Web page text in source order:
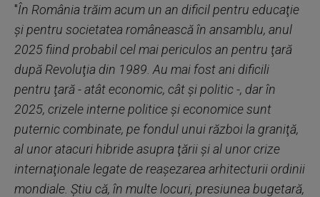
"În România trăim acum un an dificil pentru educaţie
şi pentru societatea românească în ansamblu, anul
2025 fiind probabil cel maipericulos an pentru ţară
după Revoluţia din 1989. Au mai fost ani dificili
pentru ţară - atât economic, cât şi politic -, dar în
2025, crizele interne politice şi economice sunt
puternic combinate, pe fondul unui război la graniţă,
al unor atacuri hibride asupra ţării şi al unor crize
internaţionale legate de reaşezarea arhitecturii ordinii
mondiale. Ştiu că, în multe locuri, presiunea bugetară,